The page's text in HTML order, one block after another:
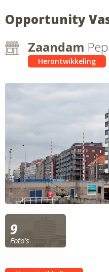
Opportunity
Zaandam
Herontwikkeling
9
Foto's